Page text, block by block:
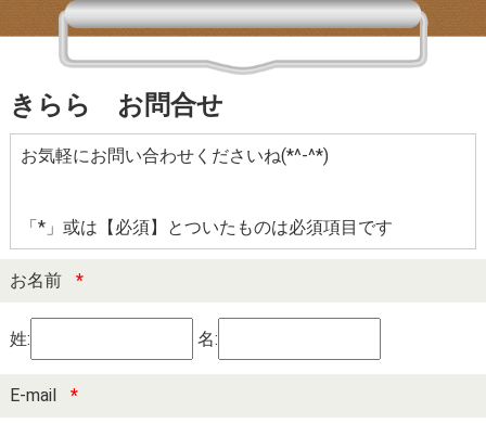
きらら お問合せ
お気軽にお問い合わせくださいね(*^-^*)
「*」或は【必須】とついたものは必須項目です
お名前 *
姓: 名:
E-mail *